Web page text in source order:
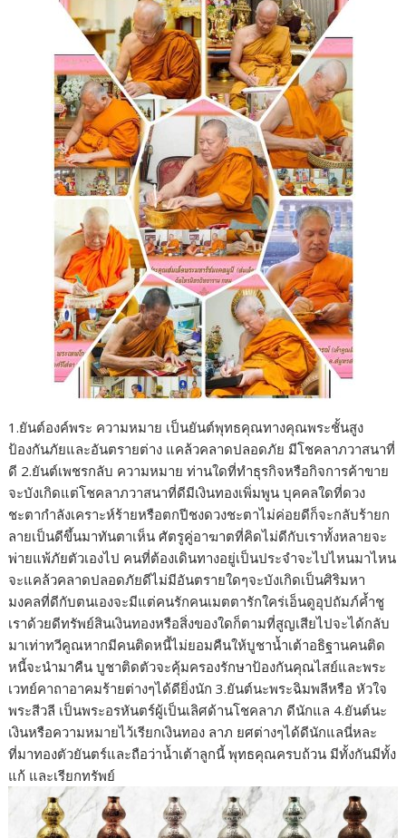
1.ยันต์องค์พระ ความหมาย เป็นยันต์พุทธคุณทางคุณพระชั้นสูง
ป้องกันภัยและอันตรายต่าง แคล้วคลาดปลอดภัย มีโชคลาภวาสนาที่
ดี 2.ยันต์เพชรกลับ ความหมาย ท่านใดที่ทำธุรกิจหรือกิจการค้าขาย
จะบังเกิดแต่โชคลาภวาสนาที่ดีมีเงินทองเพิ่มพูน บุคคลใดที่ดวง
ชะตากำลังเคราะห์ร้ายหรือตกปีชงดวงชะตาไม่ค่อยดีก็จะกลับร้ายก
ลายเป็นดีขึ้นมาทันตาเห็น ศัตรูคู่อาฆาตที่คิดไม่ดีกับเราทั้งหลายจะ
พ่ายแพ้ภัยตัวเองไป คนที่ต้องเดินทางอยู่เป็นประจำจะไปไหนมาไหน
จะแคล้วคลาดปลอดภัยดีไม่มีอันตรายใดๆจะบังเกิดเป็นศิริมหา
มงคลที่ดีกับตนเองจะมีแต่คนรักคนเมตตารักใคร่เอ็นดูอุปถัมภ์ค้ำชู
เราด้วยดีทรัพย์สินเงินทองหรือสิ่งของใดก็ตามที่สูญเสียไปจะได้กลับ
มาเท่าทวีคูณหากมีคนติดหนี้ไม่ยอมคืนให้บูชาน้ำเต้าอธิฐานคนติด
หนี้จะนำมาคืน บูชาติดตัวจะคุ้มครองรักษาป้องกันคุณไสย์และพระ
เวทย์คาถาอาคมร้ายต่างๆได้ดียิ่งนัก 3.ยันต์นะพระฉิมพลีหรือ หัวใจ
พระสีวลี เป็นพระอรหันตร์ผู้เป็นเลิศด้านโชคลาภ ดีนักแล 4.ยันต์นะ
เงินหรือความหมายไว้เรียกเงินทอง ลาภ ยศต่างๆได้ดีนักแลนี่หละ
ที่มาทองตัวยันตร์และถือว่าน้ำเต้าลูกนี้ พุทธคุณครบถ้วน มีทั้งกันมีทั้ง
แก้ และเรียกทรัพย์